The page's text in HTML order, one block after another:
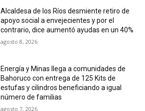
Alcaldesa de los Ríos desmiente retiro de
apoyo social a envejecientes y por el
contrario, dice aumentó ayudas en un 40%
agosto 8, 2026
Energía y Minas llega a comunidades de
Bahoruco con entrega de 125 Kits de
estufas y cilindros beneficiando a igual
número de familias
agosto 7, 2026